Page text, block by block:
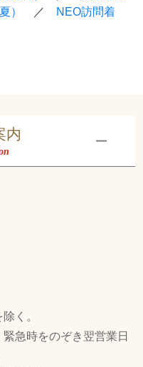
） ／ NEO訪問着
内
く。
急時をのぞき翌営業日